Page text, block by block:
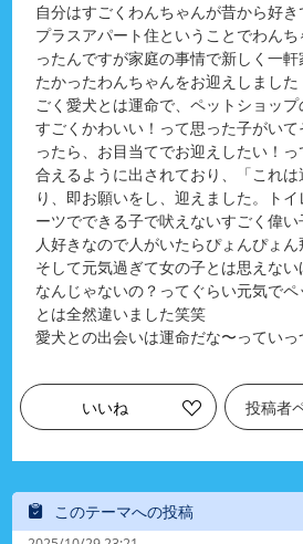
自分はすごくわんちゃんが昔から好
プラスアパート住ということでわん
ったんですが家庭の事情で新しく一
たかったわんちゃんをお迎えしまし
ごく愛犬とは運命で、ペットショップ
すごくかわいい！って思った子がい
ったら、お目当てでお迎えしたい！
合えるように出されており、「これ
り、即お願いをし、迎えました。ト
ーツでできる子で吠えないすごく偉い
人好きなので人がいたらぴょんぴょ
そして元気過ぎて女の子とは思えな
なんじゃないの？ってぐらい元気で
とは全然違いました笑笑
愛犬との出会いは運命だな〜ってい
いいね 投稿者
このテーマへの投稿